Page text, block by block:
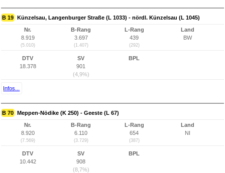
B 19 Künzelsau, Langenburger Straße (L 1033) - nördl. Künzelsau (L 1045)
Nr.
8.919
(5.010)
B-Rang
3.697
(1.407)
L-Rang
439
(292)
Land
BW
DTV
18.378
SV
901
(4,9%)
BPL
Infos...
B 70 Meppen-Nödike (K 250) - Geeste (L 67)
Nr.
8.920
(7.569)
B-Rang
6.110
(3.729)
L-Rang
654
(387)
Land
NI
DTV
10.442
SV
908
(8,7%)
BPL